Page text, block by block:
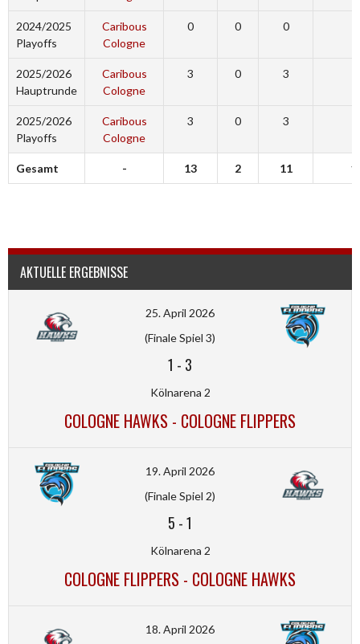
2024/2025
Playoffs
Caribous
Cologne
0 0 0
2025/2026
Hauptrunde
Caribous
Cologne
3 0 3
2025/2026
Playoffs
Caribous
Cologne
3 0 3
Gesamt - 13 2 11
AKTUELLE ERGEBNISSE
25. April 2026
(Finale Spiel 3)
1 - 3
Kölnarena 2
COLOGNE HAWKS - COLOGNE FLIPPERS
19. April 2026
(Finale Spiel 2)
5 -1
Kölnarena 2
COLOGNE FLIPPERS - COLOGNE HAWKS
18. April 2026